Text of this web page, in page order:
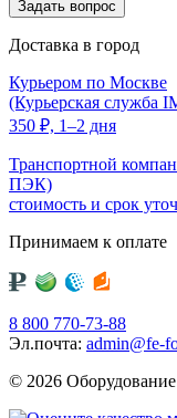
Доставка в город
Курьером по Москве
(Курьерская служба
350 ₽, 1–2 дня
Транспортной
ПЭК)
стоимость и срок
Принимаем к оплате
8 800 770-73-88
Эл.почта: admin@fe-
© 2026